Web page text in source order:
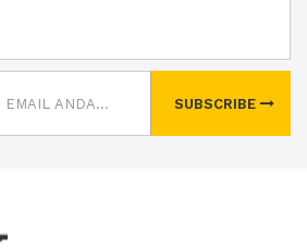
SUBSCRIBE